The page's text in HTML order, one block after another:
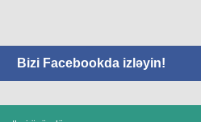
Bizi Facebookda izləyin!